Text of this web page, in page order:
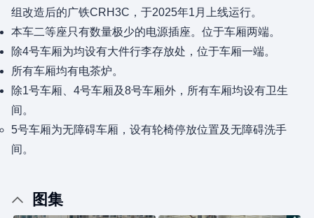
组改造后的广铁CRH3C，于2025年1月上线运行。
本车二等座只有数量极少的电源插座。位于车厢两端。
除4号车厢为均设有大件行李存放处，位于车厢一端。
所有车厢均有电茶炉。
除1号车厢、4号车厢及8号车厢外，所有车厢均设有卫生
间。
5号车厢为无障碍车厢，设有轮椅停放位置及无障碍洗手
间。
图集